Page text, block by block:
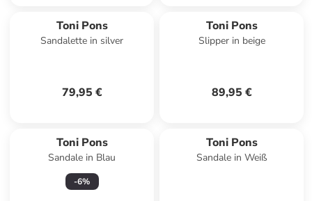
Toni Pons
Sandalette in silver
79,95 €
Toni Pons
Slipper in beige
89,95 €
Toni Pons
Sandale in Blau
-6%
Toni Pons
Sandale in Weiß